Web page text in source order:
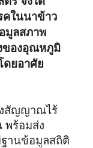
คในนาข้าว
มูลสภาพ
ของอุณหภูมิ
ยอาศัย
งสัญญาณไร้
พร้อมส่ง
านข้อมูลสถิติ